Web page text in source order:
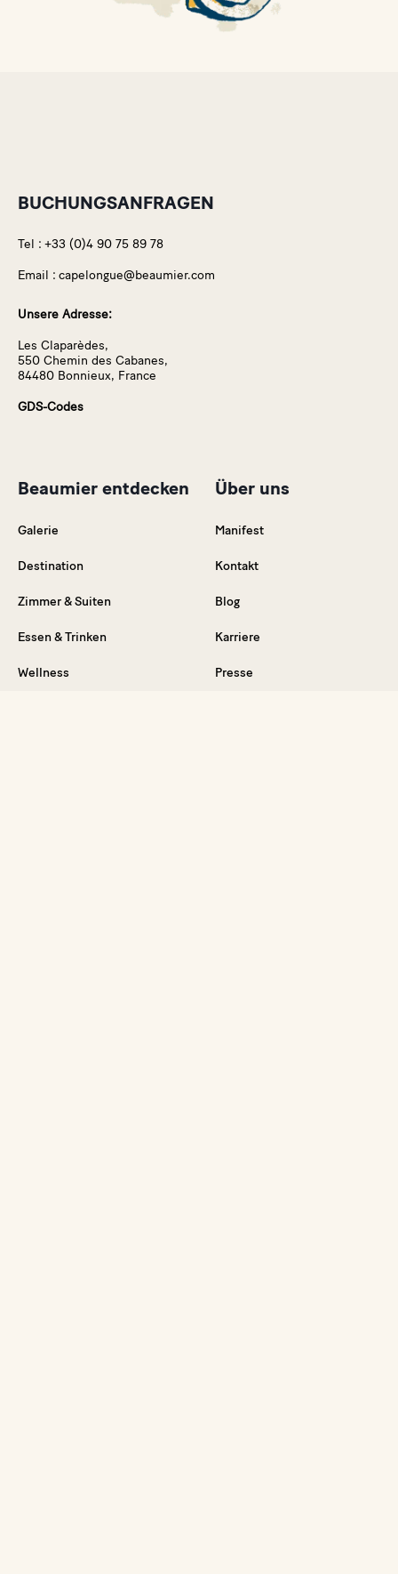
BUCHUNGSANFRAGEN
Tel : +33 (0)4 90 75 89 78
Email : capelongue@beaumier.com
Unsere Adresse:
Les Claparèdes,
550 Chemin des Cabanes,
84480 Bonnieux, France
GDS-Codes
Beaumier entdecken
Galerie
Destination
Zimmer & Suiten
Essen & Trinken
Wellness
Über uns
Manifest
Kontakt
Blog
Karriere
Presse